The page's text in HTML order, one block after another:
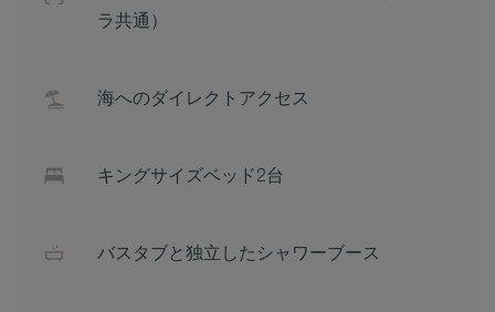
ラ共通）
海へのダイレクトアクセス
キングサイズベッド2台
バスタブと独立したシャワーブース